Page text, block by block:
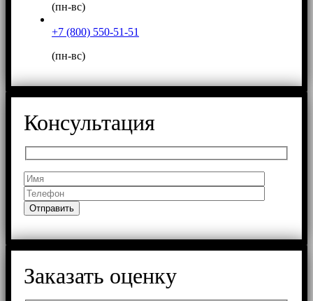
(пн-вс)
+7 (800) 550-51-51
(пн-вс)
Консультация
Заказать оценку